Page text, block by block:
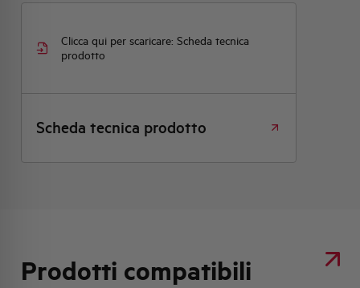
Clicca qui per scaricare: Scheda tecnica
prodotto
Scheda tecnica prodotto
Prodotti compatibili